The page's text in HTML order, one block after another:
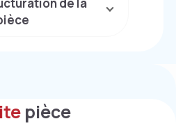
pièce